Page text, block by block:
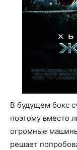
В будущем бокс
поэтому вместо
огромные
решает